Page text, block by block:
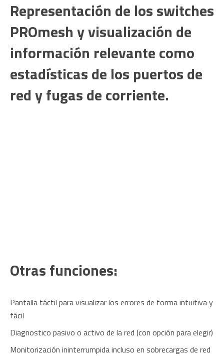
Representación de los switches
PROmesh y visualización de
información relevante como
estadísticas de los puertos de
red y fugas de corriente.
Otras funciones:
Pantalla táctil para visualizar los errores de forma intuitiva y
fácil
Diagnostico pasivo o activo de la red (con opción para elegir)
Monitorización ininterrumpida incluso en sobrecargas de red